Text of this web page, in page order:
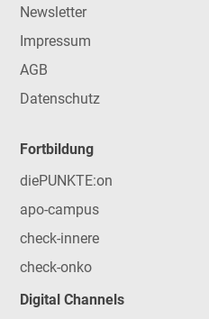
Newsletter
Impressum
AGB
Datenschutz
Fortbildung
diePUNKTE:on
apo-campus
check-innere
check-onko
Digital Channels